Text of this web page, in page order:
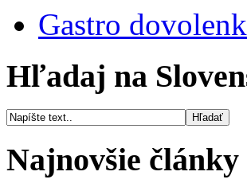
Gastro
Hľadaj na
Najnovšie články